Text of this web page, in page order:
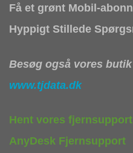
Få et grønt Mobil-
Hyppigt Stillede
Besøg også vores
www.tjdata.dk
Hent vores
AnyDesk Fjernsupport